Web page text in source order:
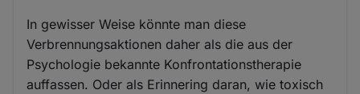
In gewisser Weise könnte man diese
Verbrennungsaktionen daher als die aus der
Psychologie bekannte Konfrontationstherapie
auffassen. Oder als Erinnering daran, wie toxisch